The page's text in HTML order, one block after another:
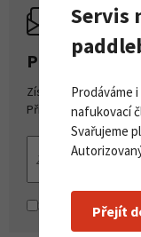
PŘIHLASTE
Získejte přehled o
Přihlašte se k
Souhlasím se
Servis
Prodáváme
nafukovací
Svařujeme
Přejít